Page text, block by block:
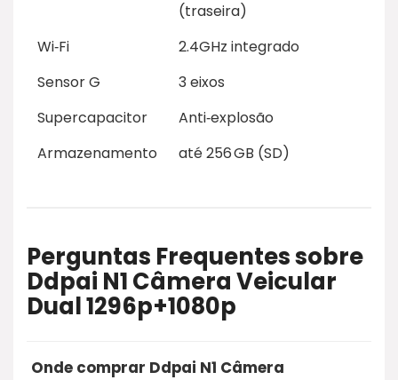
(traseira)
Wi‑Fi
2.4GHz integrado
Sensor G
3 eixos
Supercapacitor
Anti‑explosão
Armazenamento
até 256 GB (SD)
Perguntas Frequentes sobre
Ddpai N1 Câmera Veicular
Dual 1296p+1080p
Onde comprar Ddpai N1 Câmera